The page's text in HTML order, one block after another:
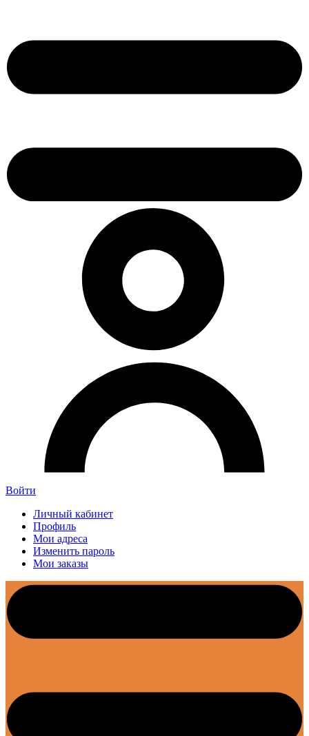
Войти
Личный кабинет
Профиль
Мои адреса
Изменить пароль
Мои заказы